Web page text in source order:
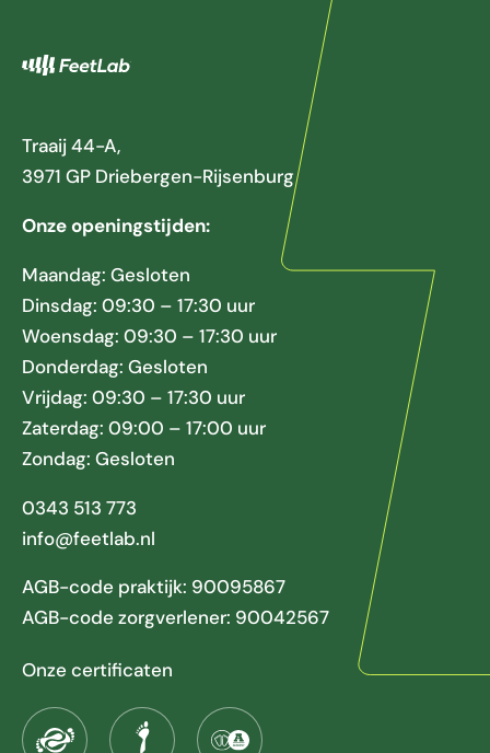
Traaij 44-A,
3971 GP Driebergen-Rijsenburg
Onze openingstijden:
Maandag: Gesloten
Dinsdag: 09:30 – 17:30 uur
Woensdag: 09:30 – 17:30 uur
Donderdag: Gesloten
Vrijdag: 09:30 – 17:30 uur
Zaterdag: 09:00 – 17:00 uur
Zondag: Gesloten
0343 513 773
info@feetlab.nl
AGB-code praktijk: 90095867
AGB-code zorgverlener: 90042567
Onze certificaten